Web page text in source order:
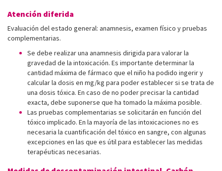
Atención diferida
Evaluación del estado general: anamnesis, examen físico y pruebas
complementarias.
Se debe realizar una anamnesis dirigida para valorar la
gravedad de la intoxicación. Es importante determinar la
cantidad máxima de fármaco que el niño ha podido ingerir y
calcular la dosis en mg/kg para poder establecer si se trata de
una dosis tóxica. En caso de no poder precisar la cantidad
exacta, debe suponerse que ha tomado la máxima posible.
Las pruebas complementarias se solicitarán en función del
tóxico implicado. En la mayoría de las intoxicaciones no es
necesaria la cuantificación del tóxico en sangre, con algunas
excepciones en las que es útil para establecer las medidas
terapéuticas necesarias.